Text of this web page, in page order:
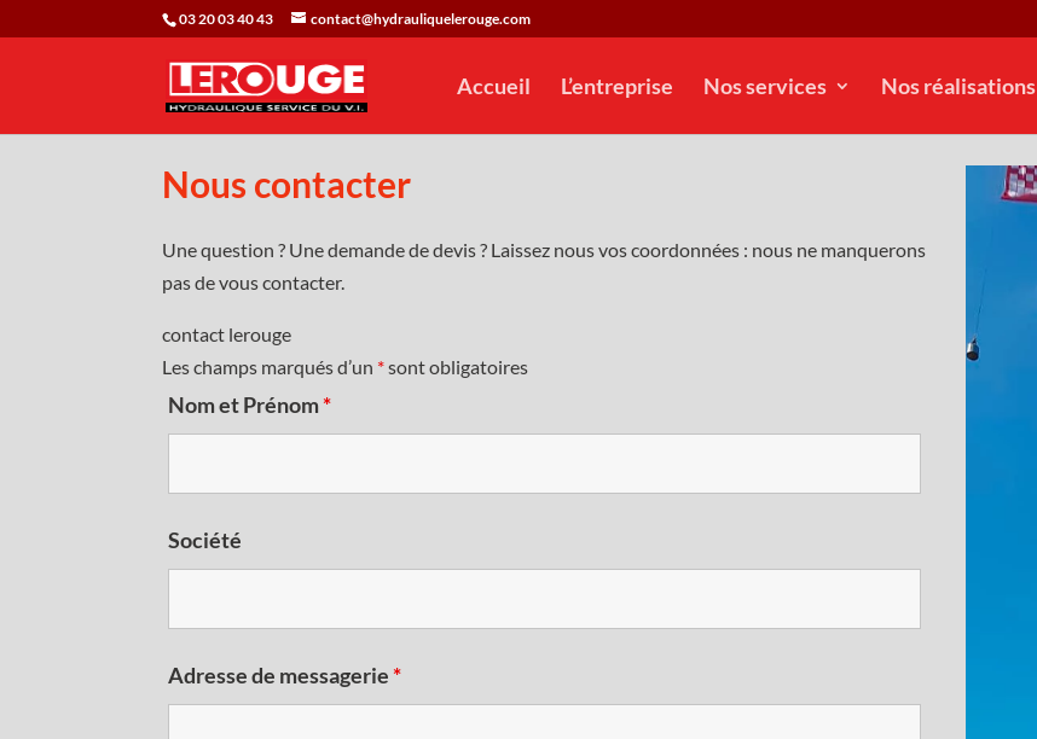
03 20 03 40 43 contact@hydrauliquelerouge.com
Accueil L’entreprise Nos services Nos réalisations
Nous contacter
Une question ? Une demande de devis ? Laissez nous vos coordonnées : nous ne manquerons
pas de vous contacter.
contact lerouge
Les champs marqués d’un *sont obligatoires
Nom et Prénom*
Société
Adresse de messagerie *